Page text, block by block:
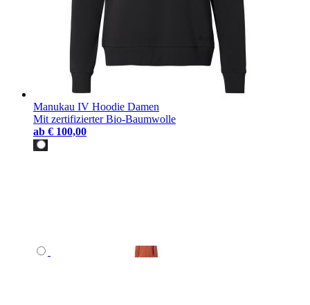
Manukau IV Hoodie Damen
Mit zertifizierter Bio-Baumwolle
ab € 100,00